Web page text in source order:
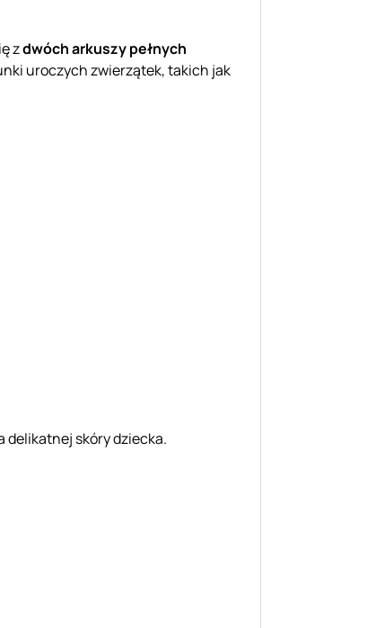
zdwóch arkuszy pełnych
uroczych zwierzątek, takich jak
delikatnej skóry dziecka.